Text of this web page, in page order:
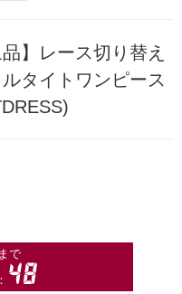
】レース切り替え
タイトワンピース